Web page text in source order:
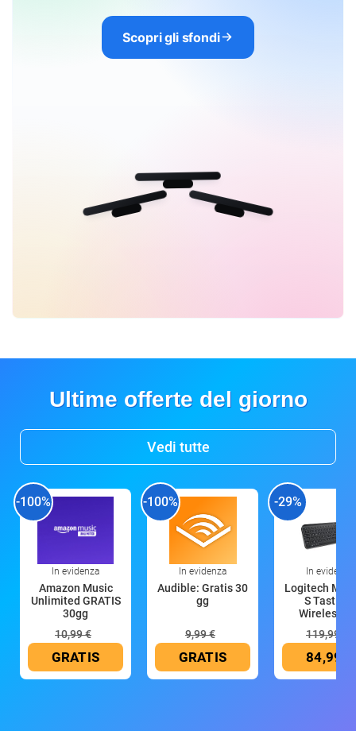
Scopri gli sfondi
Ultime offerte del giorno
Vedi tutte
-100%
In evidenza
Amazon Music
Unlimited GRATIS
30gg
10,99 €
GRATIS
-100%
In evidenza
Audible: Gratis 30
gg
9,99 €
GRATIS
-29%
In evidenza
Logitech MX
S Tastiera
Wireless
119,99 €
84,99 €